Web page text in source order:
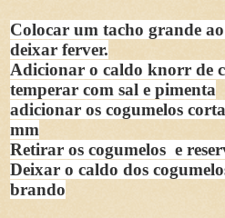
Colocar um tacho grande
deixar ferver.
Adicionar o caldo knorr de
temperar com sal e pimenta
adicionar os cogumelos
mm
Retirar os cogumelos e
Deixar o caldo dos
brando